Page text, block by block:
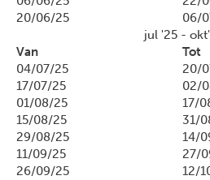
20/06/25
06/
jul '25 -
Van
Tot
04/07/25
20/
17/07/25
02/
01/08/25
17/
15/08/25
31/
29/08/25
14/
11/09/25
27/
26/09/25
12/